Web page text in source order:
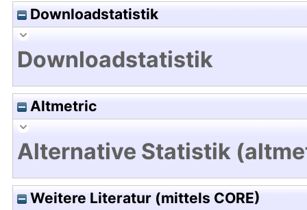
Downloadstatistik
Downloadstatistik
Altmetric
Alternative Statistik
Weitere Literatur (mittels CORE)